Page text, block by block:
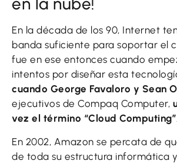
En la década de los 90, Internet
banda suficiente para soportar el
fue en ese entonces cuando
intentos por diseñar esta
cuando George Favaloro y Sean
ejecutivos de Compaq Computer,
vez el término “Cloud Computing”.
En 2002, Amazon se percata de
de toda su estructura informática